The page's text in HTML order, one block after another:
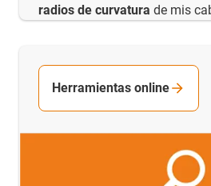
radios de curvatura de mis
Herramientas online